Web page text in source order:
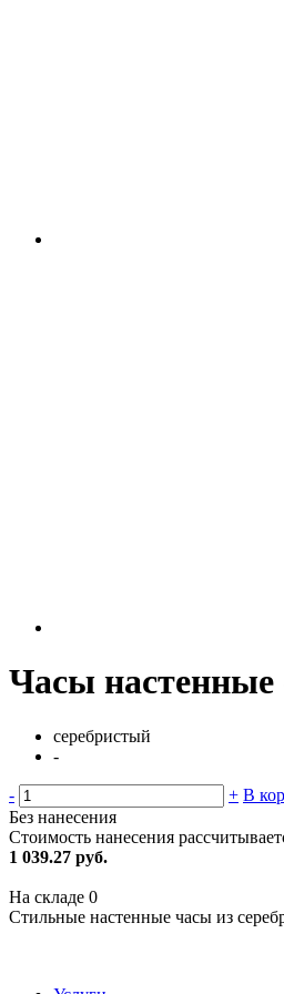
Часы настенные
серебристый
-
- + В
Без нанесения
Стоимость нанесения
1 039.27 руб.
На складе 0
Стильные настенные часы из